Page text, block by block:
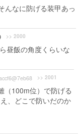
んなに防げる装甲あっ
>> 2000
昼飯の角度くらいな
>> 2001
（100m位）で防げる
、どこで防いだのか